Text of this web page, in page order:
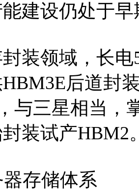
建设仍处于
装领域，长
后道封
与三星相当，
装试产HBM2
存储体系